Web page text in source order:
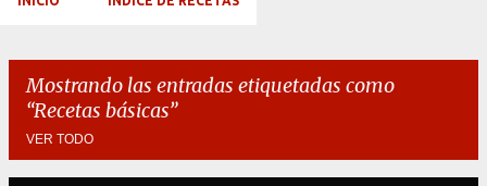
Mostrando las entradas etiquetadas como
Recetas básicas
VER TODO